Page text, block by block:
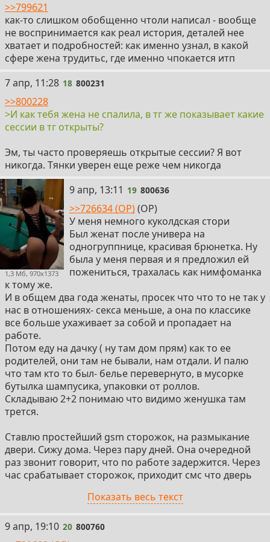
>>799621
как-то слишком обобщенно чтоли написал - вообще
не воспринимается как реал история, деталей нее
хватает и подробностей: как именно узнал, в какой
сфере жена трудитьс, где именно чпокается итп
18
7 апр, 11:28 18 800231
>>800228
>И как тебя жена не спалила, в тг же показывает какие
сессии в тг открыты?
Эм, ты часто проверяешь открытые сессии? Я вот
никогда. Тянки уверен еще реже чем никогда
1,3 Мб, 970x1373
19
9 апр, 13:11 19 800636
>>726634 (OP)(OP)
У меня немного куколдская стори
Был женат после универа на
одногруппнице, красивая брюнетка. Ну
была у меня первая и я предложил ей
пожениться, трахалась как нимфоманка
к тому же.
И в общем два года женаты, просек что что то не так у
нас в отношениях- секса меньше, а она по классике
все больше ухаживает за собой и пропадает на
работе.
Потом еду на дачку ( ну там дом прям) как то ее
родителей, они там не бывали, нам отдали. И палю
что там кто то был- белье перевернуто, в мусорке
бутылка шампусика, упаковки от роллов.
Складываю 2+2 понимаю что видимо женушка там
трется.
Ставлю простейший gsm сторожок, на размыкание
двери. Сижу дома. Через пару дней. Она очередной
раз звонит говорит, что по работе задержится. Через
час срабатывает сторожок, приходит смс что дверь
Еду туда, благо всего 20 минут на тачке. Свет горит, у
херни, чтоб без палева понаблюдать, ну и наблюдаю
в окошко, как моя женушка так сказать неустанно
Показать весь текст
20
9 апр, 19:10 20 800760